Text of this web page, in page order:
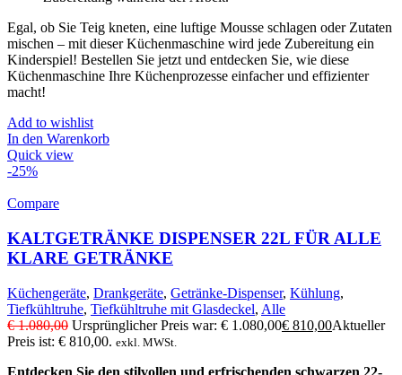
Egal, ob Sie Teig kneten, eine luftige Mousse schlagen oder Zutaten
mischen – mit dieser Küchenmaschine wird jede Zubereitung ein
Kinderspiel! Bestellen Sie jetzt und entdecken Sie, wie diese
Küchenmaschine Ihre Küchenprozesse einfacher und effizienter
macht!
Add to wishlist
In den Warenkorb
Quick view
-25%
Compare
KALTGETRÄNKE DISPENSER 22L FÜR ALLE
KLARE GETRÄNKE
Küchengeräte, Drankgeräte, Getränke-Dispenser, Kühlung,
Tiefkühltruhe, Tiefkühltruhe mit Glasdeckel, Alle
€1.080,00 Ursprünglicher Preis war: € 1.080,00€ 810,00Aktueller
Preis ist: € 810,00. exkl. MWSt.
Entdecken Sie den stilvollen und erfrischenden schwarzen 22-